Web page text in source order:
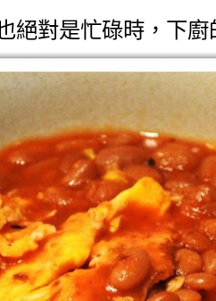
絕對是忙碌時，下